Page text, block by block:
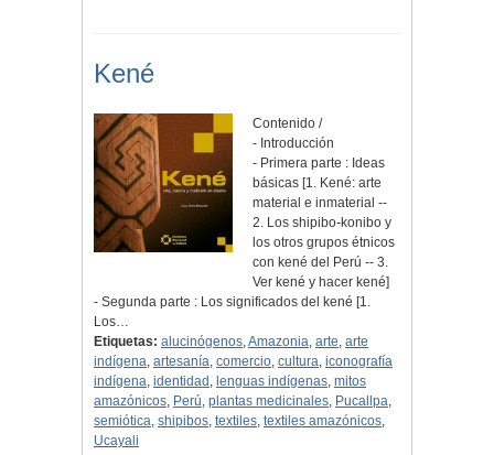
Kené
Contenido /
- Introducción
- Primera parte : Ideas
básicas [1. Kené: arte
material e inmaterial --
2. Los shipibo-konibo y
los otros grupos étnicos
con kené del Perú -- 3.
Ver kené y hacer kené]
- Segunda parte : Los significados del kené [1.
Los…
Etiquetas: alucinógenos,Amazonia, arte, arte
indígena, artesanía, comercio, cultura, iconografía
indígena, identidad , lenguas indígenas, mitos
amazónicos, Perú, plantas medicinales, Pucallpa,
semiótica, shipibos, textiles, textiles amazónicos,
Ucayali